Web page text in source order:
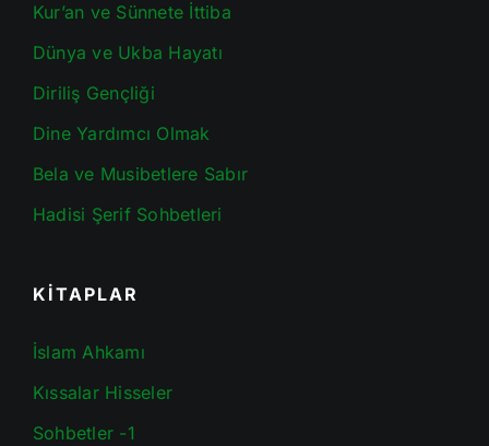
Kur’an ve Sünnete İttiba
Dünya ve Ukba Hayatı
Diriliş Gençliği
Dine Yardımcı Olmak
Bela ve Musibetlere Sabır
Hadisi Şerif Sohbetleri
KİTAPLAR
İslam Ahkamı
Kıssalar Hisseler
Sohbetler -1